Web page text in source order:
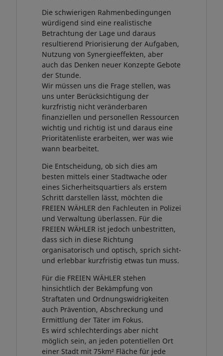
Die schwierigen Rahmenbedingungen
würdigend sind eine realistische
Betrachtung der Lage und daraus
resultierend Priorisierung der Aufgaben,
Nutzung von Synergieeffekten, aber
auch das Denken neuer Konzepte Gebote
der Stunde.
Wir müssen uns die Frage stellen, was
uns unter Berücksichtigung der
kurzfristig nicht veränderbaren
finanziellen und personellen Ressourcen
wichtig und richtig ist und daraus eine
Prioritätenliste erarbeiten, wer was wie
wann bearbeitet.
Die Entscheidung, ob sich dies am
besten mittels einer Stadtwache oder
eines Sicherheitsquartiers als erstem
Schritt darstellen lässt, möchten die
FREIEN WÄHLER den Fachleuten in Polizei
und Verwaltung überlassen. Für die
FREIEN WÄHLER ist jedoch unbestritten,
dass sich in diese Richtung
organisatorisch und optisch, sprich sicht-
und erlebbar kurzfristig etwas tun muss.
Für die FREIEN WÄHLER stehen
hinsichtlich der Bekämpfung von
Straftaten und Ordnungswidrigkeiten
auch Prävention, Abschreckung und
Ermittlung der Täter im Fokus.
Es wird schlechterdings aber nicht
möglich sein, an jeden potentiellen Ort
einer Stadt mit 75km² Fläche für jede